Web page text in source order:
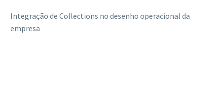
Integração de Collections no desenho operacional da
empresa